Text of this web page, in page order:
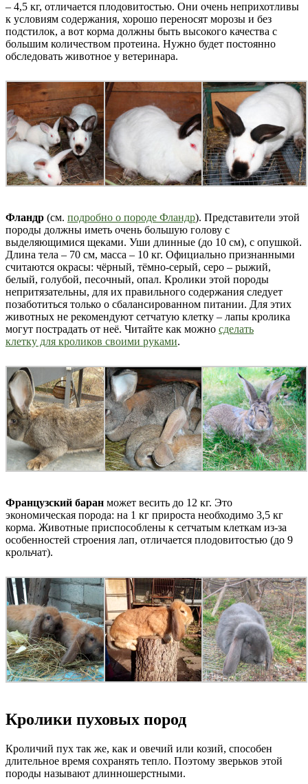
– 4,5 кг, отличается плодовитостью. Они очень неприхотливы
к условиям содержания, хорошо переносят морозы и без
подстилок, а вот корма должны быть высокого качества с
большим количеством протеина. Нужно будет постоянно
обследовать животное у ветеринара.
Фландр (см. подробно о породе Фландр). Представители этой
породы должны иметь очень большую голову с
выделяющимися щеками. Уши длинные (до 10 см), с опушкой.
Длина тела – 70 см, масса – 10 кг. Официально признанными
считаются окрасы: чёрный, тёмно-серый, серо – рыжий,
белый, голубой, песочный, опал. Кролики этой породы
непритязательны, для их правильного содержания следует
позаботиться только о сбалансированном питании. Для этих
животных не рекомендуют сетчатую клетку – лапы кролика
могут пострадать от неё. Читайте как можно сделать
клетку для кроликов своими руками.
Французский баран может весить до 12 кг. Это
экономическая порода: на 1 кг прироста необходимо 3,5 кг
корма. Животные приспособлены к сетчатым клеткам из-за
особенностей строения лап, отличается плодовитостью (до 9
крольчат).
Кролики пуховых пород
Кроличий пух так же, как и овечий или козий, способен
длительное время сохранять тепло. Поэтому зверьков этой
породы называют длинношерстными.